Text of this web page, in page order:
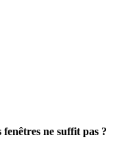
ne suffit pas ?